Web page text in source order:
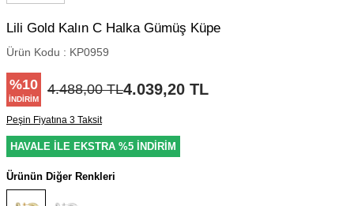
Lili Gold Kalın C Halka Gümüş Küpe
Ürün Kodu : KP0959
%10
İNDIRIM
4.488,00TL4.039,20 TL
Peşin Fiyatına 3 Taksit
HAVALE İLE EKSTRA %5 İNDİRİM
Ürünün Diğer Renkleri